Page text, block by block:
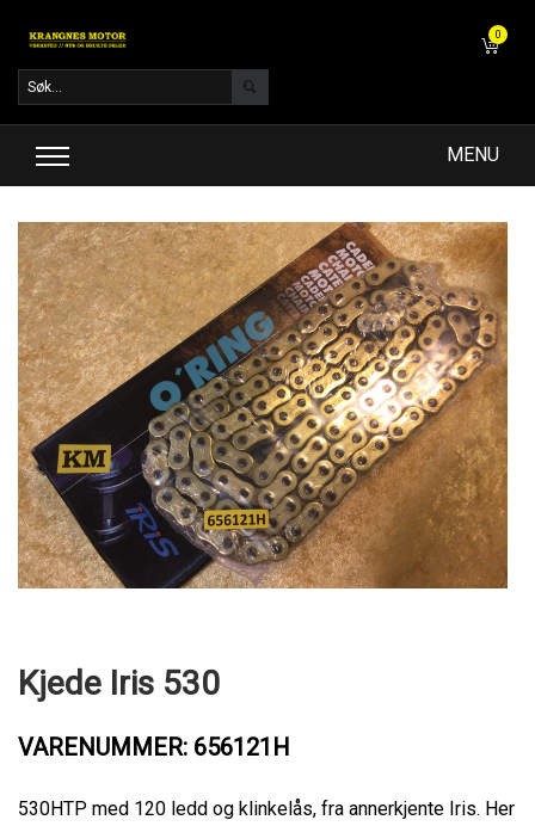
0
MENU
Kjede Iris 530
VARENUMMER: 656121H
530HTP med 120 ledd og klinkelås, fra annerkjente Iris. Her